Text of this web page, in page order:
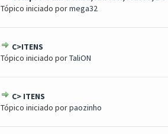
Tópico iniciado pormega32
1 Voto(s) - 5 de 5 em
12345
C>ITENS
Tópico iniciado porTaliON
C> ITENS
Tópico iniciado porpaozinho